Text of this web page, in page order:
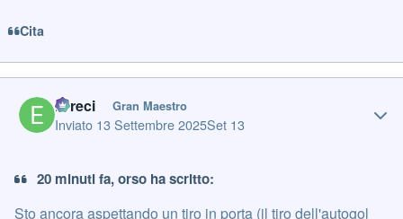
Cita
Erreci Gran Maestro
Inviato 13 Settembre 2025Set 13
20 minuti fa, orso ha scritto:
Sto ancora aspettando un tiro in porta (il tiro dell'autogol